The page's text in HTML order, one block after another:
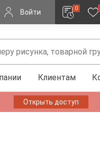
Войти 0
Клиентам
Открыть доступ